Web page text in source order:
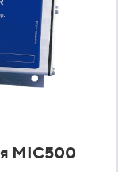
MIC500